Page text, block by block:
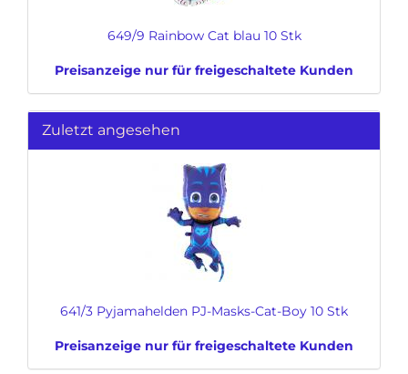
649/9 Rainbow Cat blau 10 Stk
Preisanzeige nur für freigeschaltete Kunden
Zuletzt angesehen
641/3 Pyjamahelden PJ-Masks-Cat-Boy 10 Stk
Preisanzeige nur für freigeschaltete Kunden